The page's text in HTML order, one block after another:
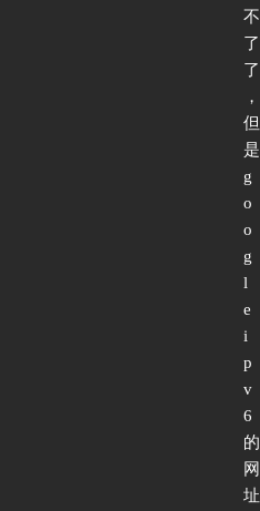
不
了
了
，
但
是
g
o
o
g
l
e
i
p
v
6
的
网
址